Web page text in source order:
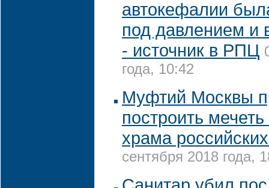
автокефалии
под давлением и
- источник в РПЦ
года, 10:42
Муфтий Москвы
построить
храма
сентября 2018 года,